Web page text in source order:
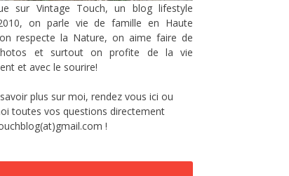
sur Vintage Touch, un blog lifestyle
on parle vie de famille en Haute
respecte la Nature, on aime faire de
et surtout on profite de la vie
et avec le sourire!
plus sur moi, rendez vous ici ou
toutes vos questions directement
!